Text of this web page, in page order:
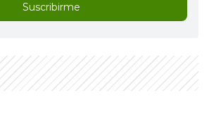
Suscribirme